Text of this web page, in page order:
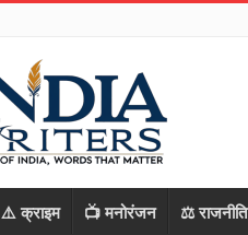
⚠️ क्राइम 📺 मनोरंजन ⚖️ राजनीति